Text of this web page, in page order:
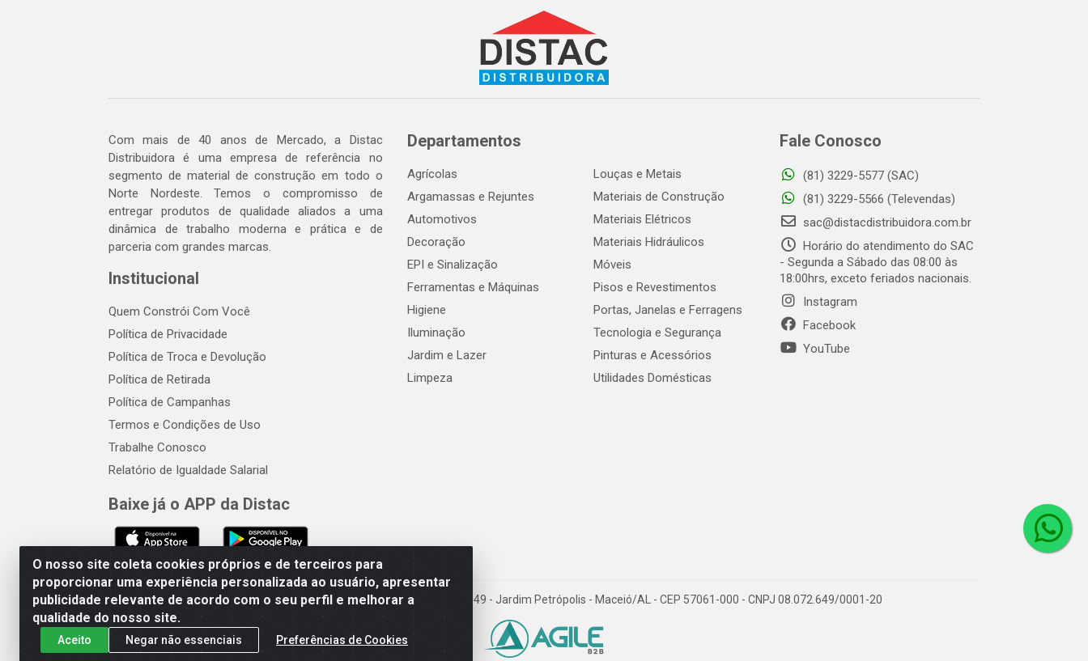
O nosso site coleta cookies próprios e de terceiros para
proporcionar uma experiência personalizada ao usuário, apresentar
publicidade relevante de acordo com o seu perfil e melhorar a
qualidade do nosso site.
Aceito Negar não essenciais Preferências de Cookies
Com mais de 40 anos de Mercado, a Distac
Distribuidora é uma empresa de referência no
segmento de material de construção em todo o
Norte Nordeste. Temos o compromisso de
entregar produtos de qualidade aliados a uma
dinâmica de trabalho moderna e prática e de
parceria com grandes marcas.
Institucional
Quem Constrói Com Você
Política de Privacidade
Política de Troca e Devolução
Política de Retirada
Política de Campanhas
Termos e Condições de Uso
Trabalhe Conosco
Relatório de Igualdade Salarial
Baixe já o APP da Distac
Departamentos
Agrícolas
Argamassas e Rejuntes
Automotivos
Decoração
EPI e Sinalização
Ferramentas e Máquinas
Higiene
Iluminação
Jardim e Lazer
Limpeza
Louças e Metais
Materiais de Construção
Materiais Elétricos
Materiais Hidráulicos
Móveis
Pisos e Revestimentos
Portas, Janelas e Ferragens
Tecnologia e Segurança
Pinturas e Acessórios
Utilidades Domésticas
Fale Conosco
(81) 3229-5577 (SAC)
(81) 3229-5566 (Televendas)
sac@distacdistribuidora.com.br
Horário do atendimento do SAC
- Segunda a Sábado das 08:00 às
18:00hrs, exceto feriados nacionais.
Instagram
Facebook
YouTube
Distac Distribuidora - Av. Durval de Góes Monteiro, 7049 - Jardim Petrópolis - Maceió/AL - CEP 57061-000 - CNPJ 08.072.649/0001-20